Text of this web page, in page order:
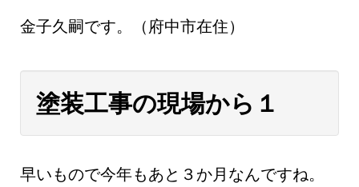
金子久嗣です。（府中市在住）
塗装工事の現場から１
早いもので今年もあと３か月なんですね。